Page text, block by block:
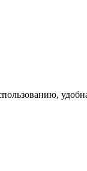
удобна